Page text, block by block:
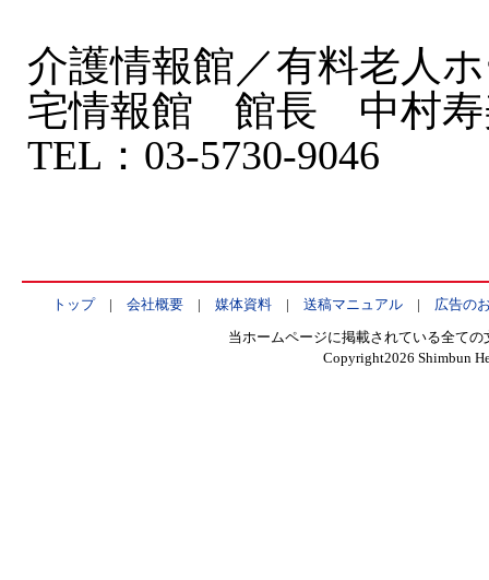
介護情報館／有料老人
宅情報館 館長 中村寿
TEL：03-5730-9046
トップ| 会社概要| 媒体資料| 送稿マニュアル| 広告の
当ホームページに掲載されている全て
Copyright2026 Shimbun